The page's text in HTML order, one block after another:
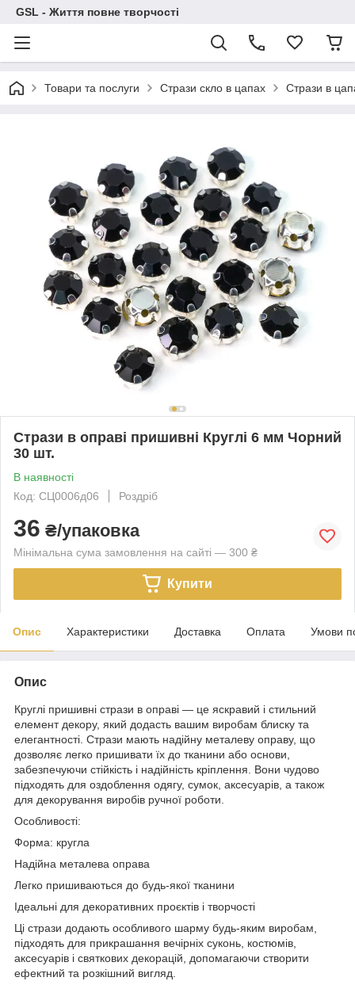
GSL - Життя повне творчості
Товари та послуги Стрази скло в цапах Стрази в
Стрази в оправі пришивні Круглі 6 мм Чорний
30 шт.
В наявності
Код: СЦ0006д06
Роздріб
36 ₴/упаковка
Мінімальна сума замовлення на сайті — 300 ₴
Купити
Опис Характеристики Доставка Оплата Умови
Опис
Круглі пришивні стрази в оправі — це яскравий і стильний
елемент декору, який додасть вашим виробам блиску та
елегантності. Стрази мають надійну металеву оправу, що
дозволяє легко пришивати їх до тканини або основи,
забезпечуючи стійкість і надійність кріплення. Вони чудово
підходять для оздоблення одягу, сумок, аксесуарів, а також
для декорування виробів ручної роботи.
Особливості:
Форма: кругла
Надійна металева оправа
Легко пришиваються до будь-якої тканини
Ідеальні для декоративних проєктів і творчості
Ці стрази додають особливого шарму будь-яким виробам,
підходять для прикрашання вечірніх суконь, костюмів,
аксесуарів і святкових декорацій, допомагаючи створити
ефектний та розкішний вигляд.